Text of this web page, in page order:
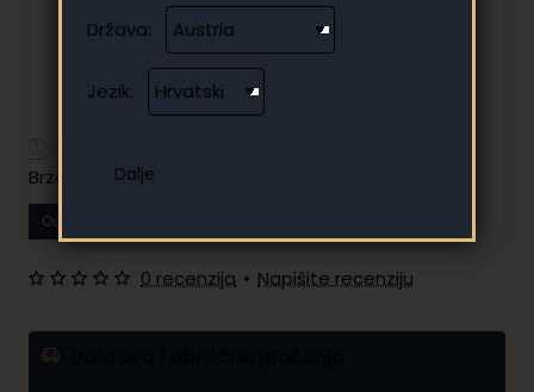
Država:
Jezik:
Brzo i jednostavno plaćanje na rate
Od
0 recenzija • Napišite recenziju